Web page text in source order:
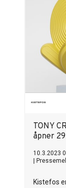
TONY
åpner
10.3.2023
Kistefos